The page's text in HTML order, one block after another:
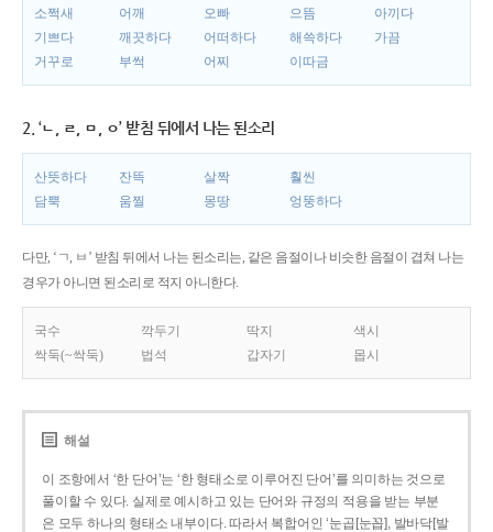
소쩍새 어깨 오빠 으뜸
아끼다
기쁘다
깨끗하다 어떠하다 해쓱하다
가끔
거꾸로
부썩 어찌 이따금
2. ‘ㄴ, ㄹ, ㅁ, ㅇ’ 받침 뒤에서 나는 된소리
산뜻하다 잔뜩 살짝
훨씬
담뿍
움찔 몽땅 엉뚱하다
다만, ‘ㄱ, ㅂ’ 받침 뒤에서 나는 된소리는, 같은 음절이나 비슷한 음절이 겹쳐 나는
경우가 아니면 된소리로 적지 아니한다.
국수 깍두기 딱지
색시
싹둑(~싹둑)
법석 갑자기 몹시
해설
이 조항에서 ‘한 단어’는 ‘한 형태소로 이루어진 단어’를 의미하는 것으로
풀이할 수 있다. 실제로 예시하고 있는 단어와 규정의 적용을 받는 부분
은 모두 하나의 형태소 내부이다. 따라서 복합어인 ‘눈곱[눈꼽], 발바닥[발